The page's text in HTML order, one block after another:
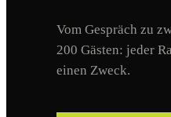
Vom Gespräch zu
200 Gästen: jeder
einen Zweck.